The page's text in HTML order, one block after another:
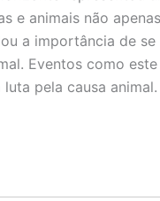
e animais não
a importância de
Eventos como
pela causa animal.